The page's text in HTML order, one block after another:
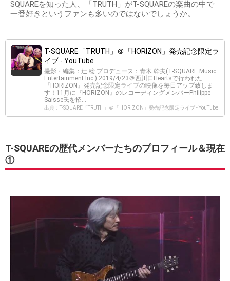
SQUAREを知った人、「TRUTH」がT-SQUAREの楽曲の中で
一番好きというファンも多いのではないでしょうか。
T-SQUARE「TRUTH」＠「HORIZON」発売記念限定ラ
イブ - YouTube
撮影・編集：辻 稔 プロデュース：青木 幹夫(T-SQUARE Music
Entertainment Inc.) 2019/4/23＠西川口Heartsで行われた
『HORIZON』発売記念限定ライブの映像を毎日アップ致しま
す！11月に『HORIZON』のレコーディングメンバーPhilippe
Saisse氏を招...
出典：T-SQUARE「TRUTH」＠「HORIZON」発売記念限定ライブ - YouTube
T-SQUAREの歴代メンバーたちのプロフィール＆現在
①